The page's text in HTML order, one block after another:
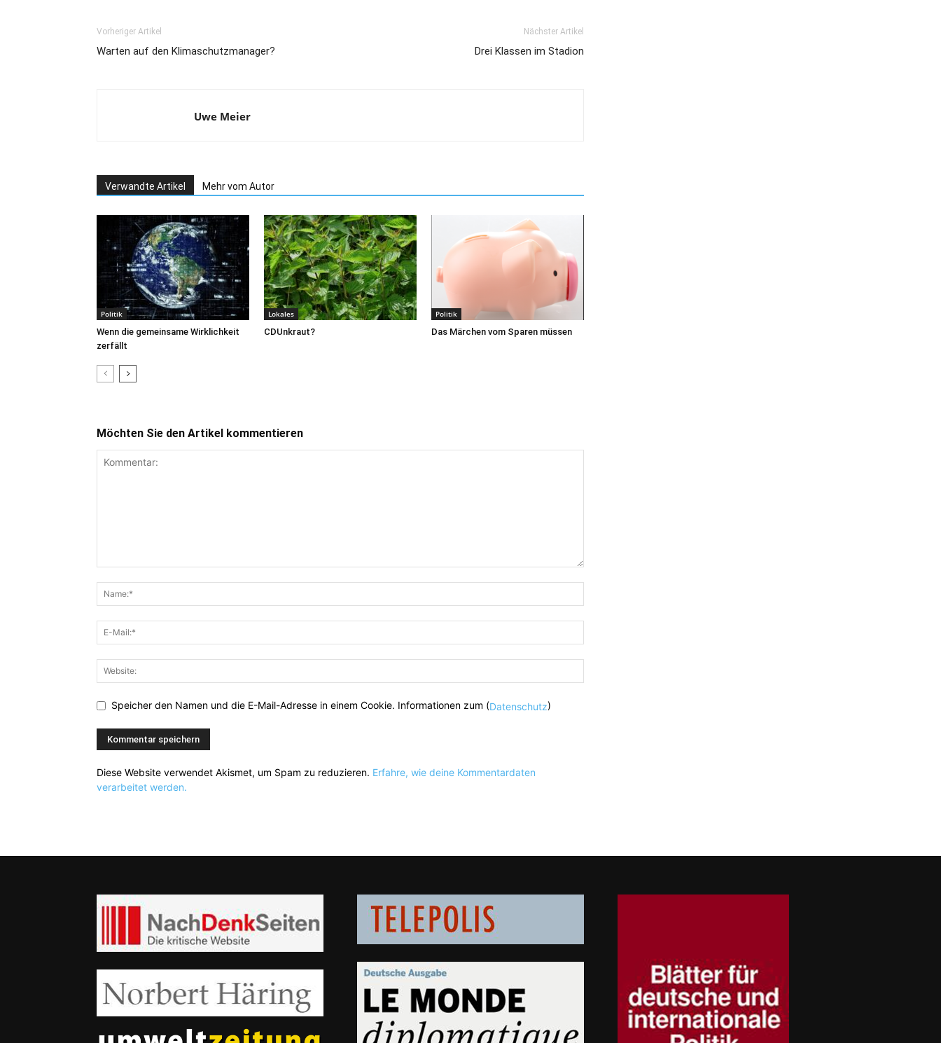
Vorheriger Artikel
Warten auf den Klimaschutzmanager?
Nächster Artikel
Drei Klassen im Stadion
Uwe Meier
Verwandte Artikel Mehr vom Autor
Politik
Wenn die gemeinsame Wirklichkeit
zerfällt
Lokales
CDUnkraut?
Politik
Das Märchen vom Sparen müssen
Möchten Sie den Artikel kommentieren
Speicher den Namen und die E-Mail-Adresse in einem Cookie. Informationen zum (Datenschutz)
Diese Website verwendet Akismet, um Spam zu reduzieren. Erfahre, wie deine Kommentardaten
verarbeitet werden.